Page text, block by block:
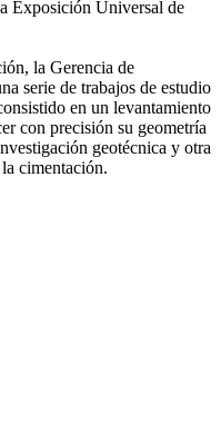
Exposición Universal de
la Gerencia de
serie de trabajos de estudio
en un levantamiento
con precisión su geometría
geotécnica y otra
cimentación.